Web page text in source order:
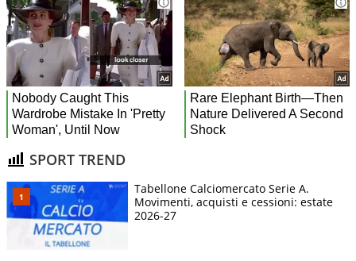
SPORT TREND
Tabellone Calciomercato Serie A.
Movimenti, acquisti e cessioni: estate
2026-27